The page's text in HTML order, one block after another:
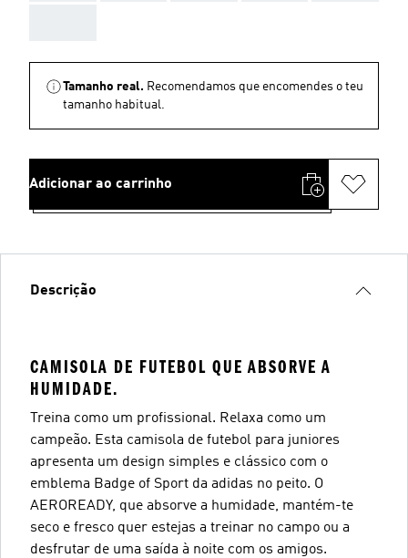
Tamanho real. Recomendamos que encomendes o teu
tamanho habitual.
Adicionar ao carrinho
Descrição
CAMISOLA DE FUTEBOL QUE ABSORVE A
HUMIDADE.
Treina como um profissional. Relaxa como um
campeão. Esta camisola de futebol para juniores
apresenta um design simples e clássico com o
emblema Badge of Sport da adidas no peito. O
AEROREADY, que absorve a humidade, mantém-te
seco e fresco quer estejas a treinar no campo ou a
desfrutar de uma saída à noite com os amigos.